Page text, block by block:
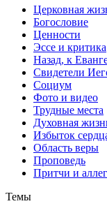
Церковная
Богословие
Ценности
Эссе и критика
Назад, к
Свидетели
Социум
Фото и видео
Трудные места
Духовная
Избыток
Область веры
Проповедь
Притчи и
Темы